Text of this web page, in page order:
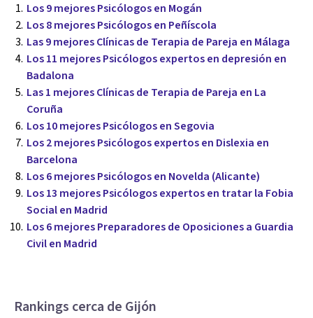
Los 9 mejores Psicólogos en Mogán
Los 8 mejores Psicólogos en Peñíscola
Las 9 mejores Clínicas de Terapia de Pareja en Málaga
Los 11 mejores Psicólogos expertos en depresión en
Badalona
Las 1 mejores Clínicas de Terapia de Pareja en La
Coruña
Los 10 mejores Psicólogos en Segovia
Los 2 mejores Psicólogos expertos en Dislexia en
Barcelona
Los 6 mejores Psicólogos en Novelda (Alicante)
Los 13 mejores Psicólogos expertos en tratar la Fobia
Social en Madrid
Los 6 mejores Preparadores de Oposiciones a Guardia
Civil en Madrid
Rankings cerca de Gijón